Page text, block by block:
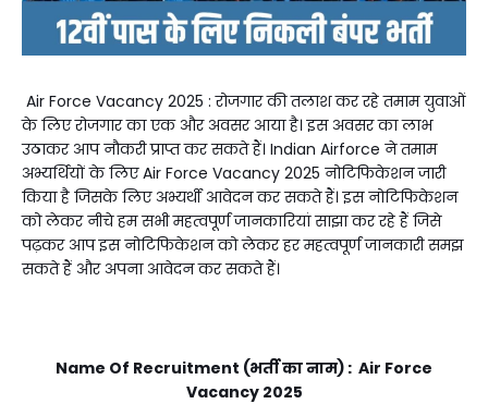
Air Force Vacancy 2025 : रोजगार की तलाश कर रहे तमाम युवाओं
के लिए रोजगार का एक और अवसर आया है। इस अवसर का लाभ
उठाकर आप नौकरी प्राप्त कर सकते हैं। Indian Airforce ने तमाम
अभ्यर्थियों के लिए Air Force Vacancy 2025 नोटिफिकेशन जारी
किया है जिसके लिए अभ्यर्थी आवेदन कर सकते हैं। इस नोटिफिकेशन
को लेकर नीचे हम सभी महत्वपूर्ण जानकारियां साझा कर रहे हैं जिसे
पढ़कर आप इस नोटिफिकेशन को लेकर हर महत्वपूर्ण जानकारी समझ
सकते हैं और अपना आवेदन कर सकते हैं।
Name Of Recruitment (भर्ती का नाम) : Air Force
Vacancy 2025